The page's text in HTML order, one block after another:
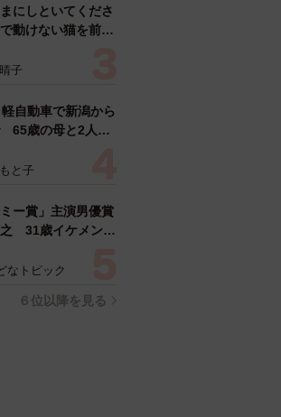
まにしといてくださ
動けない猫を前に
た4日間 「命の重
子
自動車で新潟から
65歳の母と2人で
み… 「大学生で
と子
ー賞」主演男優賞
31歳イケメン俳
さんそっくり」
なトピック
６位以降を見る